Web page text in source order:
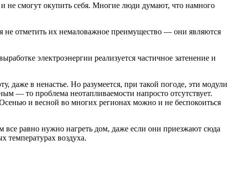
не смогут окупить себя. Многие люди думают, что намного
не отметить их немаловажное преимущество — они являются
электроэнергии реализуется частичное затенение и
даже в ненастье. Но разумеется, при такой погоде, эти модули
— то проблема неотапливаемости напросто отсутствует.
и весной во многих регионах можно и не беспокоиться
равно нужно нагреть дом, даже если они приезжают сюда
температурах воздуха.